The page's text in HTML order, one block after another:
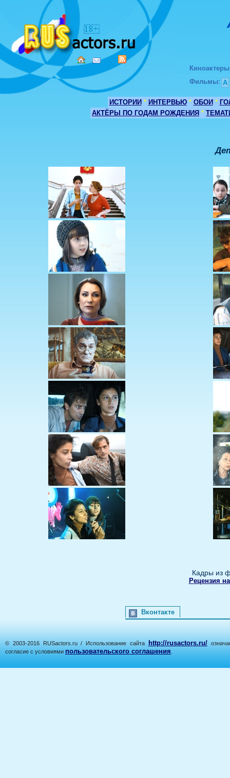
Киноактеры
Фильмы: А
ИСТОРИИ * ИНТЕРВЬЮ * ОБОИ *
АКТЁРЫ ПО ГОДАМ РОЖДЕНИЯ *
Кадры из
Рецензия
Вконтакте
© 2003-2016 RUSactors.ru / Использование сайта http://rusactors.ru/
согласие с условиями пользовательского соглашения